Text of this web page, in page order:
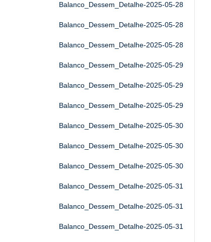
Balanco_Dessem_Detalhe-2025-05-28
Balanco_Dessem_Detalhe-2025-05-28
Balanco_Dessem_Detalhe-2025-05-28
Balanco_Dessem_Detalhe-2025-05-29
Balanco_Dessem_Detalhe-2025-05-29
Balanco_Dessem_Detalhe-2025-05-29
Balanco_Dessem_Detalhe-2025-05-30
Balanco_Dessem_Detalhe-2025-05-30
Balanco_Dessem_Detalhe-2025-05-30
Balanco_Dessem_Detalhe-2025-05-31
Balanco_Dessem_Detalhe-2025-05-31
Balanco_Dessem_Detalhe-2025-05-31